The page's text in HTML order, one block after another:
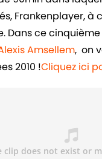
Frankenplayer,
Dans ce
Amsellem, on
2010 !Cliquez ici